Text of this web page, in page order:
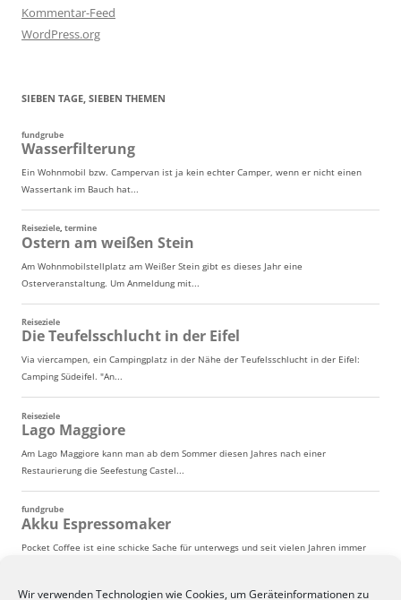
Wir verwenden Technologien wie Cookies, um Geräteinformationen zu
Kommentar-Feed
WordPress.org
SIEBEN TAGE, SIEBEN THEMEN